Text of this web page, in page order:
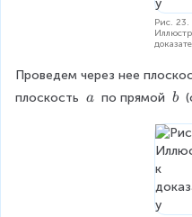
Рис. 23.
Проведем через нее
плоскость \
a по прямой \
b
b